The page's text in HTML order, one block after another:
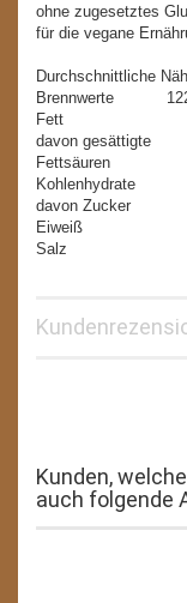
ohne zugesetztes
für die vegane
Durchschnittliche
Brennwerte
Fett
davon gesättigte
davon
Eiweiß
Salz
Kunden,
auch folgende